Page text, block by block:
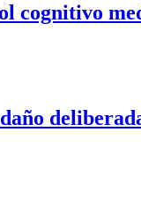
cognitivo